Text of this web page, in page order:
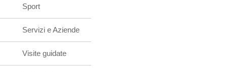
Sport
Servizi e Aziende
Visite guidate